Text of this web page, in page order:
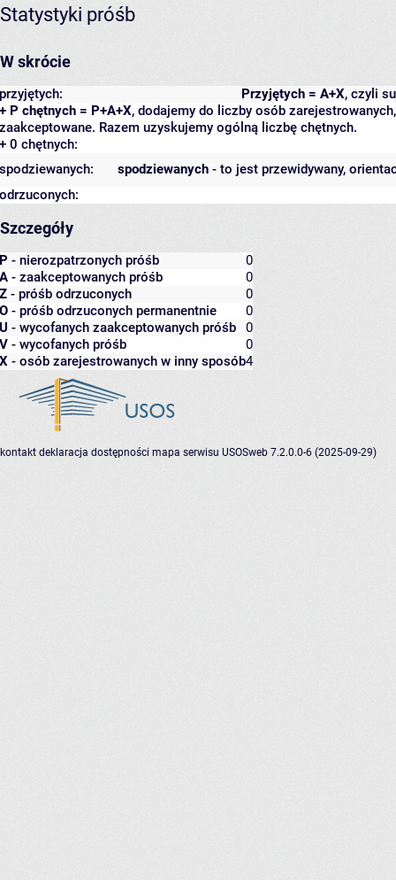
Statystyki próśb
W skrócie
Przyjętych = A+X, czyli
przyjętych:
+ P chętnych = P+A+X, dodajemy do liczby osób
zaakceptowane. Razem uzyskujemy ogólną liczbę chętnych.
+ 0 chętnych:
spodziewanych - to jest przewidywany,
spodziewanych:
odrzuconych:
Szczegóły
P - nierozpatrzonych próśb
0
A - zaakceptowanych próśb
0
Z - próśb odrzuconych
0
O - próśb odrzuconych permanentnie
0
U - wycofanych zaakceptowanych próśb
0
V - wycofanych próśb
0
X - osób zarejestrowanych w inny sposób4
kontakt deklaracja dostępności mapa serwisu USOSweb 7.2.0.0-6 (2025-09-29)